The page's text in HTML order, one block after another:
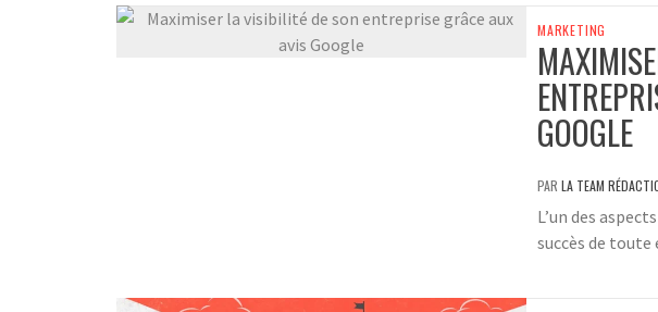
MARKETING
GOOGLE
PAR LA TEAM
L’un des
succès de